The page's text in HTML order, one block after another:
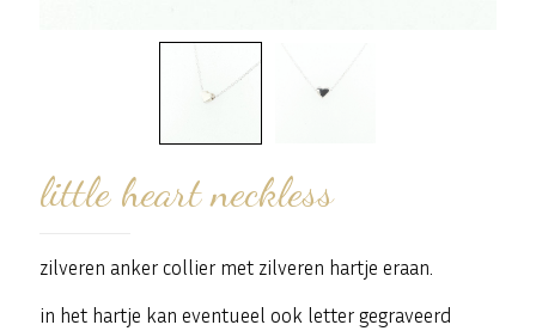
little heart neckless
zilveren anker collier met zilveren hartje eraan.
in het hartje kan eventueel ook letter gegraveerd